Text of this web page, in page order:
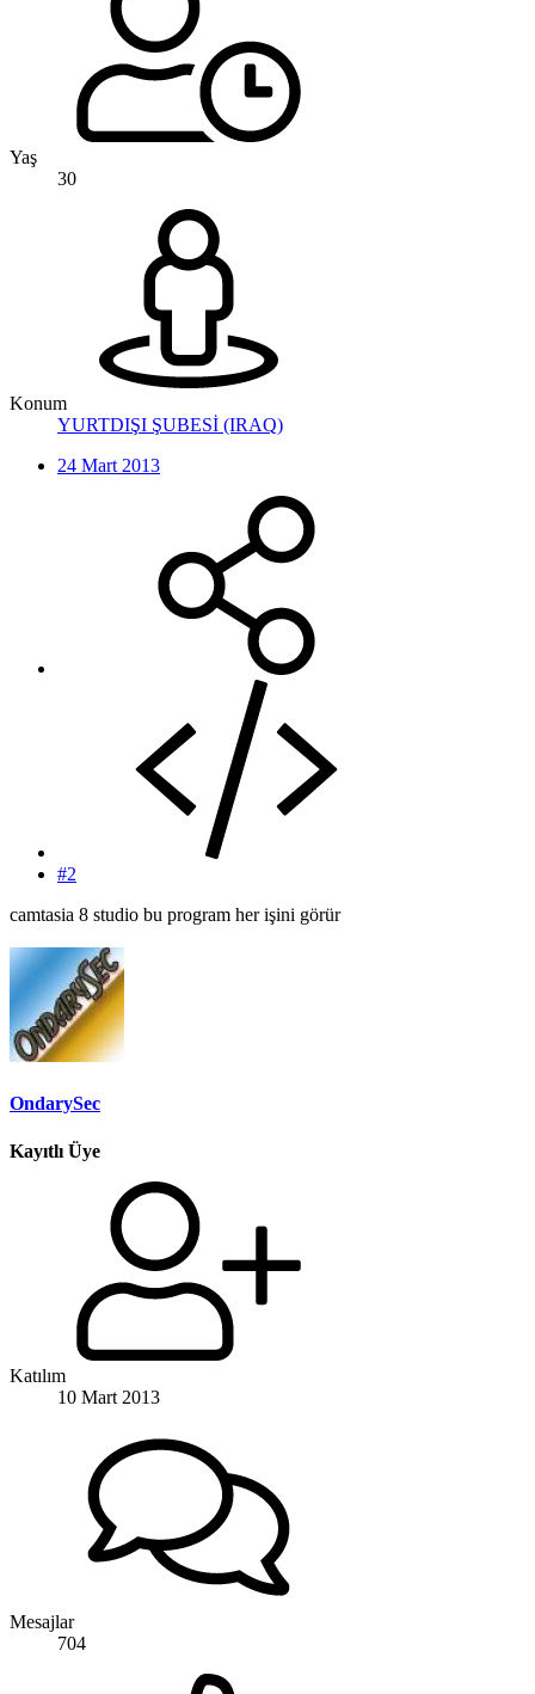
Yaş
30
Konum
YURTDIŞI ŞUBESİ (IRAQ)
24 Mart 2013
#2
camtasia 8 studio bu program her işini görür
OndarySec
Kayıtlı Üye
Katılım
10 Mart 2013
Mesajlar
704